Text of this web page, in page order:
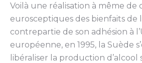
Voilà une réalisation à même de
eurosceptiques des bienfaits de
contrepartie de son adhésion à
européenne, en 1995, la Suède
libéraliser la production